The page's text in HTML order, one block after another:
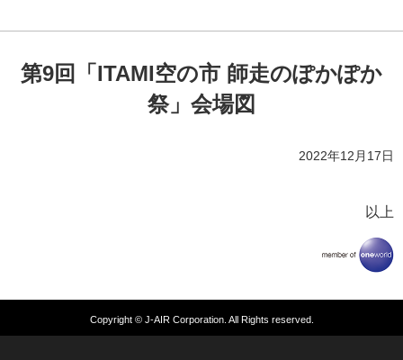
第9回「ITAMI空の市 師走のぽかぽか
祭」会場図
2022年12月17日
以上
Copyright © J-AIR Corporation. All Rights reserved.